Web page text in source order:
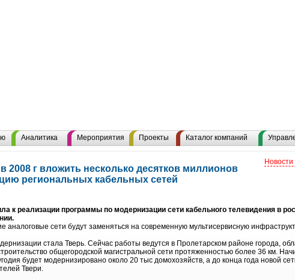
Аналитика Мероприятия Проекты Каталог компаний
2008 г вложить несколько десятков миллионов
региональных кабельных сетей
к реализации программы по модернизации сети кабельного телевидения в
аналоговые сети будут заменяться на современную мультисервисную
стала Тверь. Сейчас работы ведутся в Пролетарском районе города,
общегородской магистральной сети протяженностью более 36 км.
будет модернизировано около 20 тыс домохозяйств, а до конца года новой
Твери.